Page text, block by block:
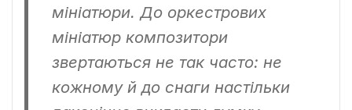
мініатюри. До оркестрових
мініатюр композитори
звертаються не так часто: не
кожному й до снаги настільки